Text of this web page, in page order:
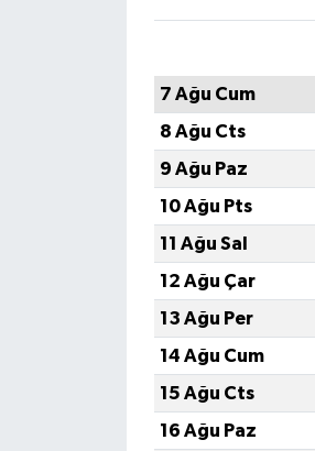
7 Ağu Cum
8 Ağu Cts
9 Ağu Paz
10 Ağu Pts
11 Ağu Sal
12 Ağu Çar
13 Ağu Per
14 Ağu Cum
15 Ağu Cts
16 Ağu Paz